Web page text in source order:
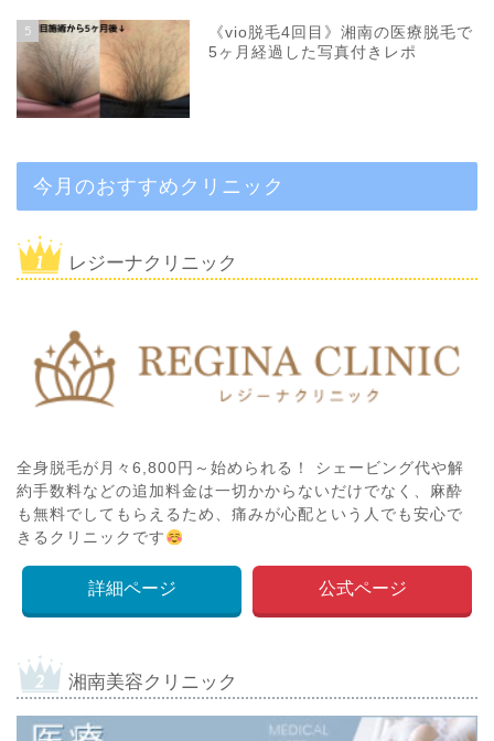
5
《vio脱毛4回目》湘南の医療脱毛で
5ヶ月経過した写真付きレポ
今月のおすすめクリニック
レジーナクリニック
全身脱毛が月々6,800円～始められる！ シェービング代や解
約手数料などの追加料金は一切かからないだけでなく、麻酔
も無料でしてもらえるため、痛みが心配という人でも安心で
きるクリニックです
詳細ページ 公式ページ
湘南美容クリニック